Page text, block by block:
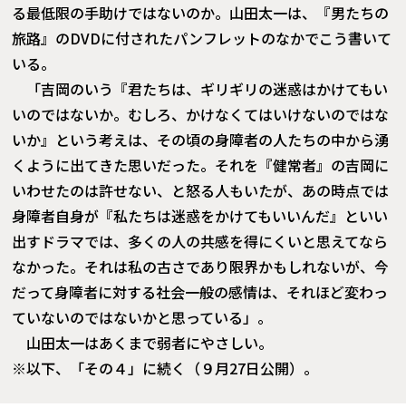
る最低限の手助けではないのか。山田太一は、『男たちの
旅路』のDVDに付されたパンフレットのなかでこう書いて
いる。
「吉岡のいう『君たちは、ギリギリの迷惑はかけてもい
いのではないか。むしろ、かけなくてはいけないのではな
いか』という考えは、その頃の身障者の人たちの中から湧
くように出てきた思いだった。それを『健常者』の吉岡に
いわせたのは許せない、と怒る人もいたが、あの時点では
身障者自身が『私たちは迷惑をかけてもいいんだ』といい
出すドラマでは、多くの人の共感を得にくいと思えてなら
なかった。それは私の古さであり限界かもしれないが、今
だって身障者に対する社会一般の感情は、それほど変わっ
ていないのではないかと思っている」。
山田太一はあくまで弱者にやさしい。
※以下、「その４」に続く（９月27日公開）。